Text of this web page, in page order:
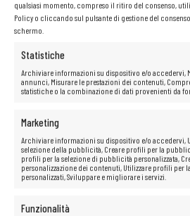
qualsiasi momento, compreso il ritiro del consenso,
Policy o cliccando sul pulsante di gestione del
schermo.
Statistiche
Archiviare informazioni su dispositivo e/o accedervi,
annunci, Misurare le prestazioni dei contenuti,
statistiche o la combinazione di dati provenienti da
Marketing
Archiviare informazioni su dispositivo e/o accedervi,
selezione della pubblicità, Creare profili per la
profili per la selezione di pubblicità personalizzata,
personalizzazione dei contenuti, Utilizzare profili per
personalizzati, Sviluppare e migliorare i servizi.
Funzionalità